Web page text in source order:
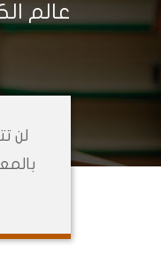
عالم
لن